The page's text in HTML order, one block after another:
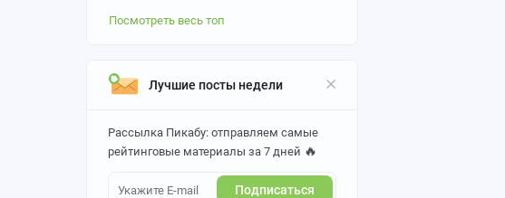
Посмотреть весь топ
Лучшие посты недели
Рассылка Пикабу: отправляем самые
рейтинговые материалы за 7 дней 🔥
Подписаться